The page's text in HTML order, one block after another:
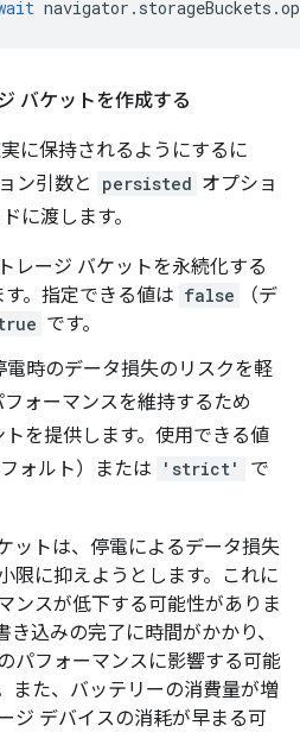
navigator . storageBuckets .
バケットを作成する
に保持されるようにするに
ン引数と persisted オプショ
に渡します。
レージ バケットを永続化する
。指定できる値は false
（デ
です。
電時のデータ損失のリスクを軽
ォーマンスを維持するため
を提供します。使用できる値
フォルト）または 'strict'
で
ットは、停電によるデータ損失
限に抑えようとします。これに
ンスが低下する可能性がありま
き込みの完了に時間がかかり、
パフォーマンスに影響する可能
また、バッテリーの消費量が増
ジ デバイスの消耗が早まる可